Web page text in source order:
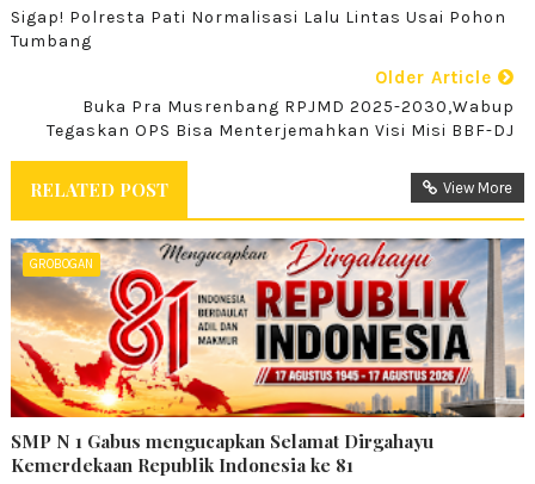
Sigap! Polresta Pati Normalisasi Lalu Lintas Usai Pohon
Tumbang
Older Article
Buka Pra Musrenbang RPJMD 2025-2030,Wabup
Tegaskan OPS Bisa Menterjemahkan Visi Misi BBF-DJ
RELATED POST View More
GROBOGAN
SMP N 1 Gabus mengucapkan Selamat Dirgahayu
Kemerdekaan Republik Indonesia ke 81